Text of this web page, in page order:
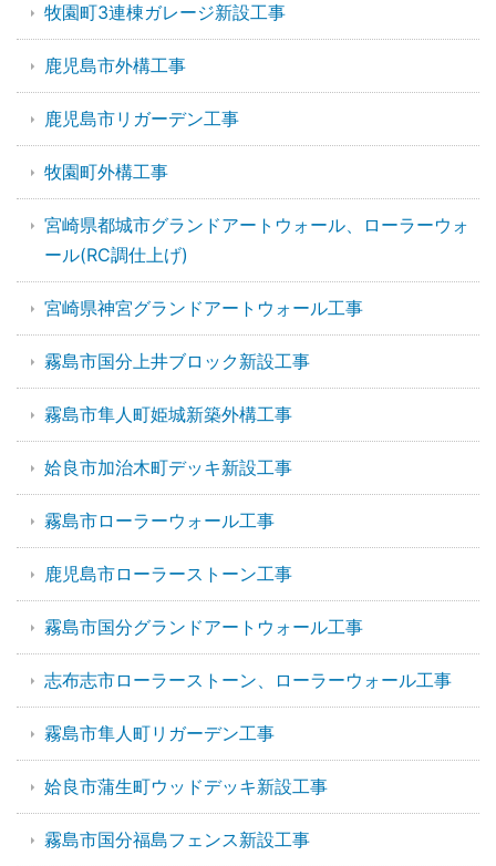
牧園町3連棟ガレージ新設工事
鹿児島市外構工事
鹿児島市リガーデン工事
牧園町外構工事
宮崎県都城市グランドアートウォール、ローラーウォ
ール(RC調仕上げ)
宮崎県神宮グランドアートウォール工事
霧島市国分上井ブロック新設工事
霧島市隼人町姫城新築外構工事
姶良市加治木町デッキ新設工事
霧島市ローラーウォール工事
鹿児島市ローラーストーン工事
霧島市国分グランドアートウォール工事
志布志市ローラーストーン、ローラーウォール工事
霧島市隼人町リガーデン工事
姶良市蒲生町ウッドデッキ新設工事
霧島市国分福島フェンス新設工事